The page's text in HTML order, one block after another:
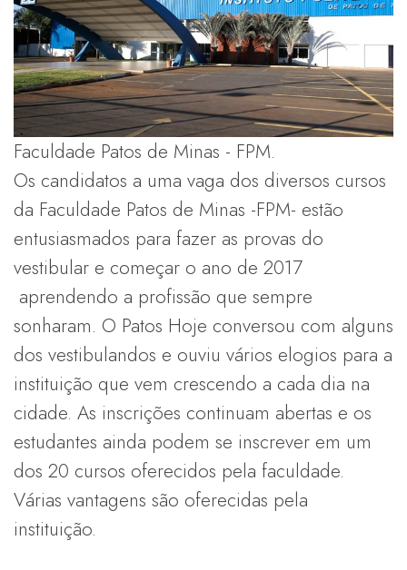
Faculdade Patos de Minas - FPM.
Os candidatos a uma vaga dos diversos cursos
da Faculdade Patos de Minas -FPM- estão
entusiasmados para fazer as provas do
vestibular e começar o ano de 2017
aprendendo a profissão que sempre
sonharam. O Patos Hoje conversou com alguns
dos vestibulandos e ouviu vários elogios para a
instituição que vem crescendo a cada dia na
cidade. As inscrições continuam abertas e os
estudantes ainda podem se inscrever em um
dos 20 cursos oferecidos pela faculdade.
Várias vantagens são oferecidas pela
instituição.